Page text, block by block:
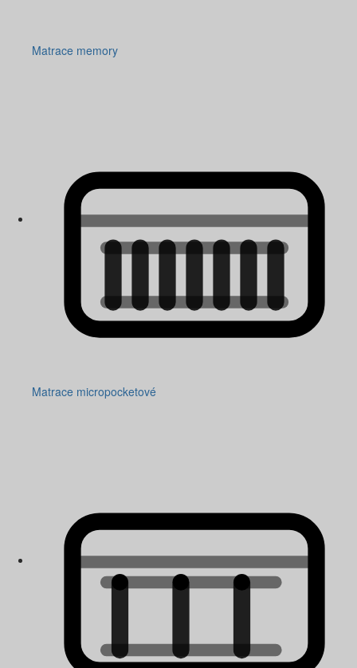
Matrace memory
Matrace micropocketové